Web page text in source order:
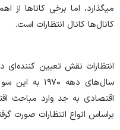
میگذارد، اما برخی کانا‌ها از
کانال‌ها کانال انتظارات است.
انتظارات نقش تعیین کننده‌ای
سال‌های دهه
اقتصادی به جد وارد مباحث
براساس انواع انتظارات صورت